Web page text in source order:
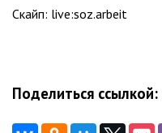
Скайп: live:soz.arbeit
Поделиться ссылкой: